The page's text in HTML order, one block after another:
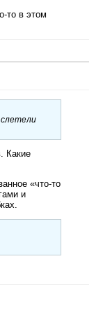
то в этом
Какие
«что-то
и